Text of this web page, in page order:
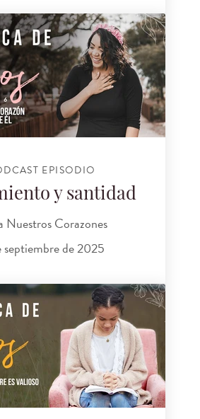
EPISODIO
y santidad
Nuestros Corazones
septiembre de 2025